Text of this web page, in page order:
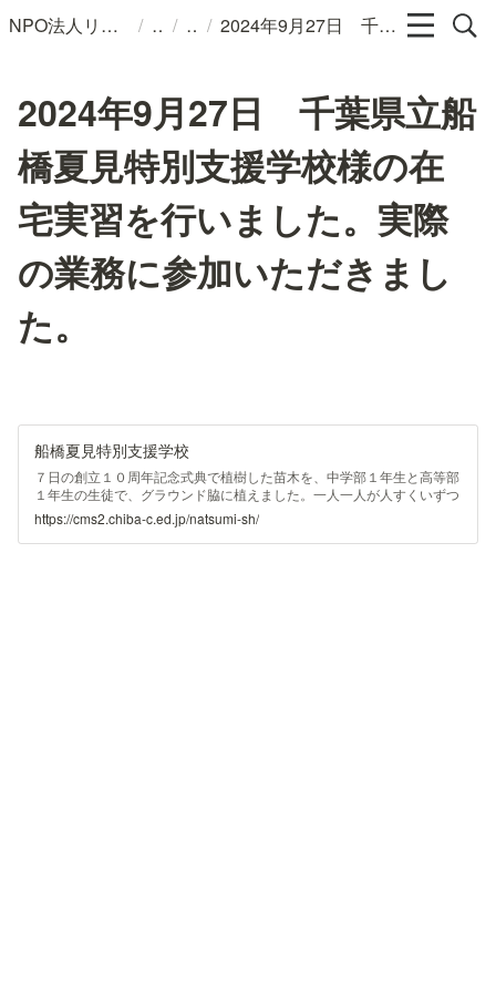
NPO法人リンパカフェ / / / 2024年9月27日 千葉県立船橋夏見特別支援学校様の在宅実習を行いました。実際の業務に参加いただきました。
2024年9月27日 千葉県立船
橋夏見特別支援学校様の在
宅実習を行いました。実際
の業務に参加いただきまし
た。
船橋夏見特別支援学校
７日の創立１０周年記念式典で植樹した苗木を、中学部１年生と高等部
１年生の生徒で、グラウンド脇に植えました。一人一人が人すくいずつ
の土を、成長を祈りながらやさしくかけました。この日は風もなく、晴
れ渡った空と小春日和の日差し気持ちよいいい天気でした。植樹の後
は、ビオトープを観察したり日光浴をしたりして過ごしました。
https://cms2.chiba-c.ed.jp/natsumi-sh/